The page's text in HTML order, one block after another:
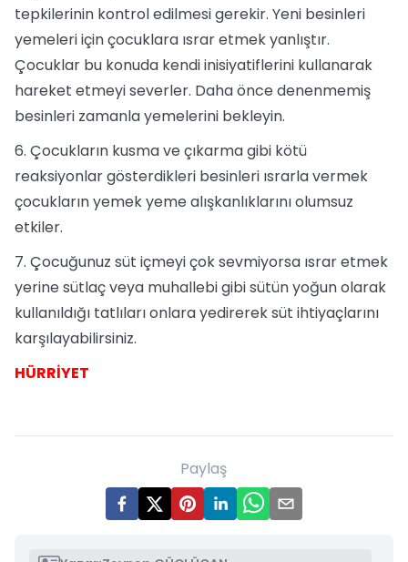
tepkilerinin kontrol edilmesi gerekir. Yeni besinleri
yemeleri için çocuklara ısrar etmek yanlıştır.
Çocuklar bu konuda kendi inisiyatiflerini kullanarak
hareket etmeyi severler. Daha önce denenmemiş
besinleri zamanla yemelerini bekleyin.
6. Çocukların kusma ve çıkarma gibi kötü
reaksiyonlar gösterdikleri besinleri ısrarla vermek
çocukların yemek yeme alışkanlıklarını olumsuz
etkiler.
7. Çocuğunuz süt içmeyi çok sevmiyorsa ısrar etmek
yerine sütlaç veya muhallebi gibi sütün yoğun olarak
kullanıldığı tatlıları onlara yedirerek süt ihtiyaçlarını
karşılayabilirsiniz.
HÜRRİYET
Paylaş